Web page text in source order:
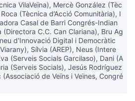
VilaVeïna), Mercè González (Tèc
(Tècnica d’Acció Comunitària), I
Casal de Barri Congrés-Indian
(Directora C.C. Can Clariana), Bru Ag
d'Innovació Digital i Democràtic
Sílvia (AREP), Neus (Intere
(Serveis Socials Garcilaso), Dani (A
(Serveis Socials), Jesús Rodríguez
de Veïns i Veïnes, Congré